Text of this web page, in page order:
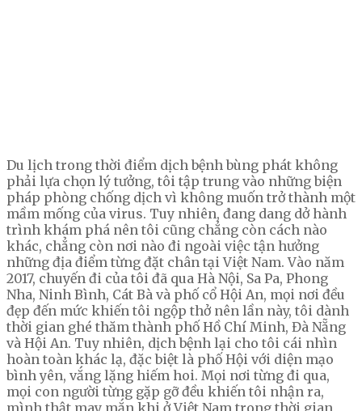
Du lịch trong thời điểm dịch bệnh bùng phát không
phải lựa chọn lý tưởng, tôi tập trung vào những biện
pháp phòng chống dịch vì không muốn trở thành một
mầm mống của virus. Tuy nhiên, đang dang dở hành
trình khám phá nên tôi cũng chẳng còn cách nào
khác, chẳng còn nơi nào đi ngoài việc tận hưởng
những địa điểm từng đặt chân tại Việt Nam. Vào năm
2017, chuyến đi của tôi đã qua Hà Nội, Sa Pa, Phong
Nha, Ninh Bình, Cát Bà và phố cổ Hội An, mọi nơi đều
đẹp đến mức khiến tôi ngộp thở nên lần này, tôi dành
thời gian ghé thăm thành phố Hồ Chí Minh, Đà Nẵng
và Hội An. Tuy nhiên, dịch bệnh lại cho tôi cái nhìn
hoàn toàn khác lạ, đặc biệt là phố Hội với diện mạo
bình yên, vắng lặng hiếm hoi. Mọi nơi từng đi qua,
mọi con người từng gặp gỡ đều khiến tôi nhận ra,
mình thật may mắn khi ở Việt Nam trong thời gian